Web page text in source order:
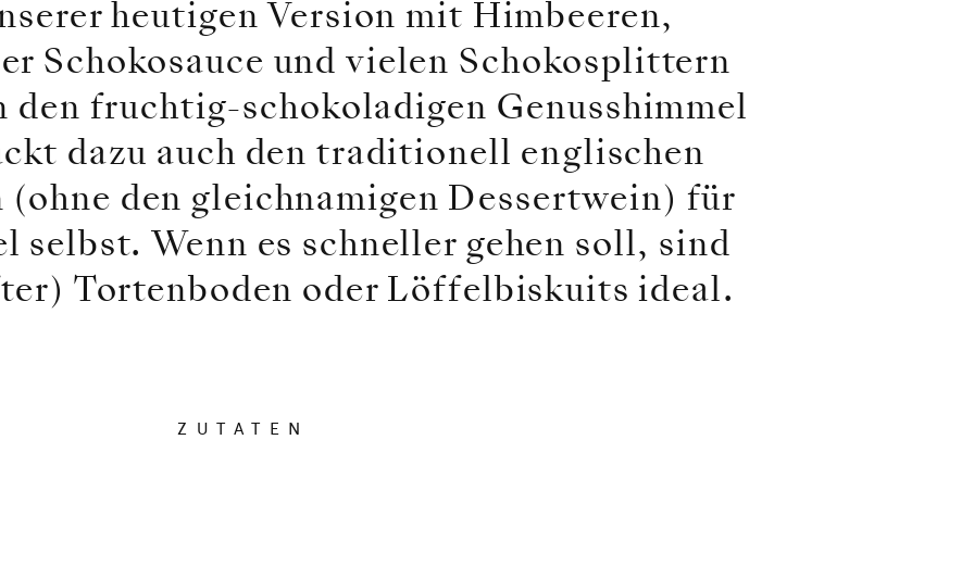
heutigen Version mit Himbeeren,
Schokosauce und vielen Schokosplittern
den fruchtig-schokoladigen Genusshimmel
dazu auch den traditionell englischen
(ohne den gleichnamigen Dessertwein) für
selbst. Wenn es schneller gehen soll, sind
Tortenboden oder Löffelbiskuits ideal.
ZUTATEN